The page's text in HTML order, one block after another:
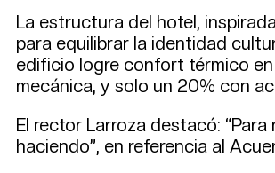
La estructura del hotel,
para equilibrar la identidad
edificio logre confort térmico
mecánica, y solo un 20% con
El rector Larroza destacó:
haciendo”, en referencia al